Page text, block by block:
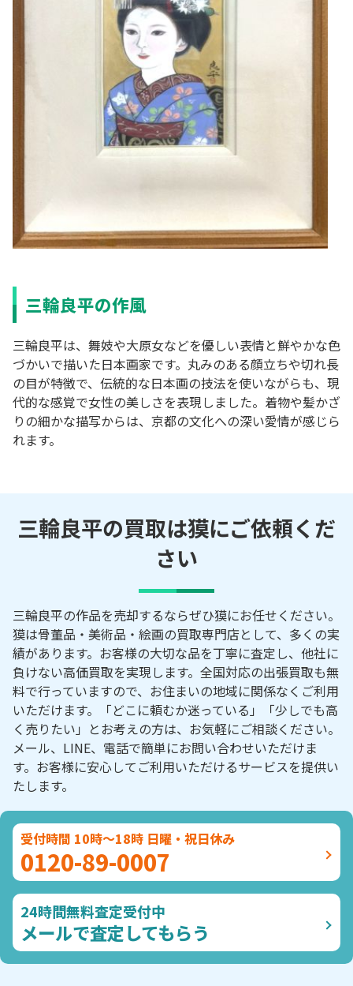
三輪良平の作風
三輪良平は、舞妓や大原女などを優しい表情と鮮やかな色
づかいで描いた日本画家です。丸みのある顔立ちや切れ長
の目が特徴で、伝統的な日本画の技法を使いながらも、現
代的な感覚で女性の美しさを表現しました。着物や髪かざ
りの細かな描写からは、京都の文化への深い愛情が感じら
れます。
三輪良平の買取は獏にご依頼くだ
さい
三輪良平の作品を売却するならぜひ獏にお任せください。
獏は骨董品・美術品・絵画の買取専門店として、多くの実
績があります。お客様の大切な品を丁寧に査定し、他社に
負けない高価買取を実現します。全国対応の出張買取も無
料で行っていますので、お住まいの地域に関係なくご利用
いただけます。「どこに頼むか迷っている」「少しでも高
く売りたい」とお考えの方は、お気軽にご相談ください。
メール、LINE、電話で簡単にお問い合わせいただけま
す。お客様に安心してご利用いただけるサービスを提供い
たします。
受付時間 10時～18時 日曜・祝日休み
0120-89-0007
24時間無料査定受付中
メールで査定してもらう